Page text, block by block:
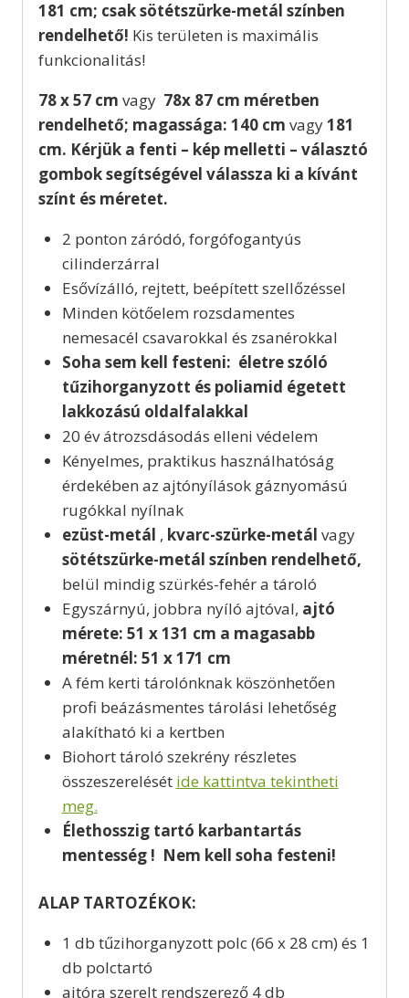
181 cm; csak sötétszürke-metál színben
rendelhető! Kis területen is maximális
funkcionalitás!
78 x 57 cm vagy 78x 87 cm méretben
rendelhető; magassága: 140 cm vagy181
cm. Kérjük a fenti – kép melletti – választó
gombok segítségével válassza ki a kívánt
színt és méretet.
2 ponton záródó, forgófogantyús
cilinderzárral
Esővízálló, rejtett, beépített szellőzéssel
Minden kötőelem rozsdamentes
nemesacél csavarokkal és zsanérokkal
Soha sem kell festeni: életre szóló
tűzihorganyzott és poliamid égetett
lakkozású oldalfalakkal
20 év átrozsdásodás elleni védelem
Kényelmes, praktikus használhatóság
érdekében az ajtónyílások gáznyomású
rugókkal nyílnak
ezüst-metál , kvarc-szürke-metál vagy
sötétszürke-metál színben rendelhető,
belül mindig szürkés-fehér a tároló
Egyszárnyú, jobbra nyíló ajtóval, ajtó
mérete: 51 x 131 cm a magasabb
méretnél: 51 x 171 cm
A fém kerti tárolónknak köszönhetően
profi beázásmentes tárolási lehetőség
alakítható ki a kertben
Biohort tároló szekrény részletes
összeszerelését ide kattintva tekintheti
meg.
Élethosszig tartó karbantartás
mentesség ! Nem kell soha festeni!
ALAP TARTOZÉKOK:
1 db tűzihorganyzott polc (66 x 28 cm) és 1
db polctartó
ajtóra szerelt rendszerező 4 db